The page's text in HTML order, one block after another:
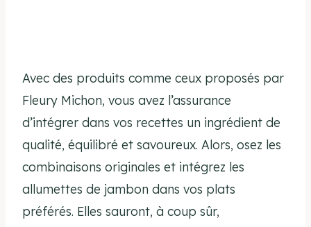
Avec des produits comme ceux proposés par
Fleury Michon, vous avez l’assurance
d’intégrer dans vos recettes un ingrédient de
qualité, équilibré et savoureux. Alors, osez les
combinaisons originales et intégrez les
allumettes de jambon dans vos plats
préférés. Elles sauront, à coup sûr,